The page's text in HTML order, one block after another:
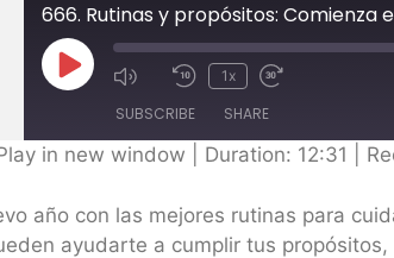
666. Rutinas y propósitos: Comienza
Play
Episode
1x
SUBSCRIBE SHARE
in new window Duration: 12:31
año con las mejores rutinas para
ayudarte a cumplir tus